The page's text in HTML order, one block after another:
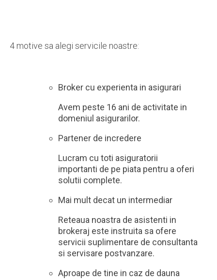
4 motive sa alegi servicile noastre:
Broker cu experienta in asigurari
Avem peste 16 ani de activitate in
domeniul asigurarilor.
Partener de incredere
Lucram cu toti asiguratorii
importanti de pe piata pentru a oferi
solutii complete.
Mai mult decat un intermediar
Reteaua noastra de asistenti in
brokeraj este instruita sa ofere
servicii suplimentare de consultanta
si servisare postvanzare.
Aproape de tine in caz de dauna